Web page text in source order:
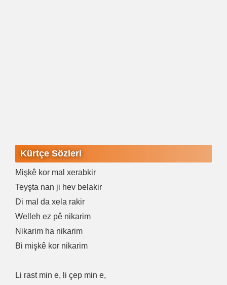
Kürtçe Sözleri
Mişkê kor mal xerabkir
Teyşta nan ji hev belakir
Di mal da xela rakir
Welleh ez pê nikarim
Nikarim ha nikarim
Bi mişkê kor nikarim
Li rast min e, li çep min e,